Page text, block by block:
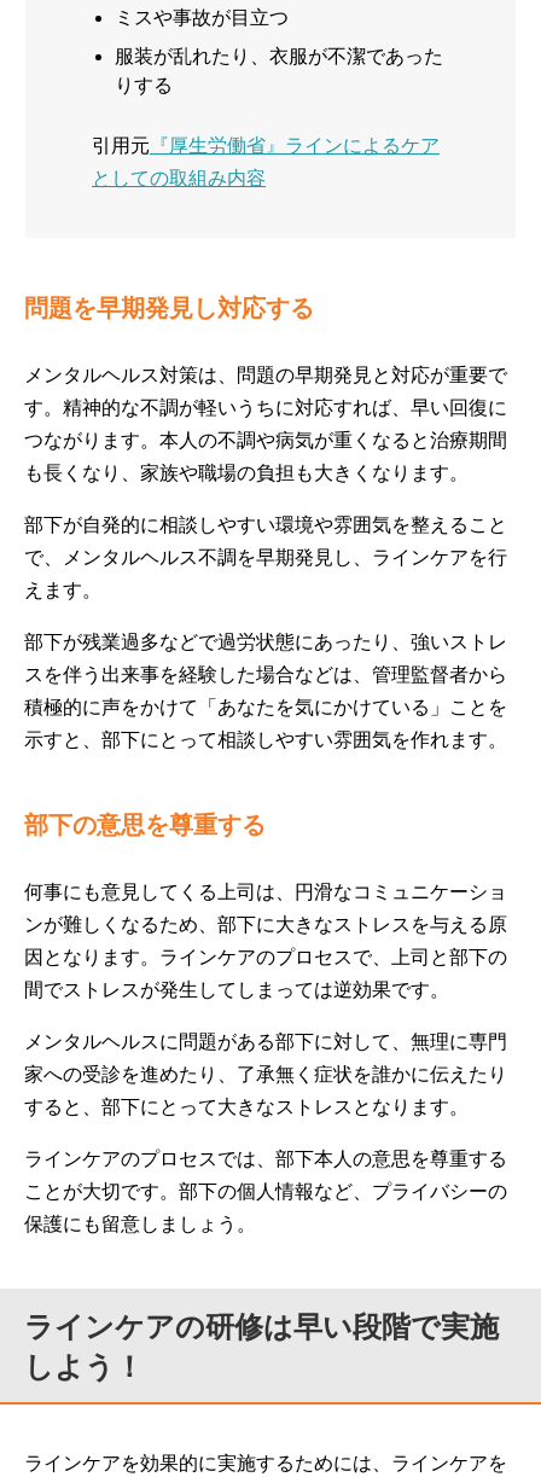
ミスや事故が目立つ
服装が乱れたり、衣服が不潔であった
りする
引用元 『厚生労働省』ラインによるケア
としての取組み内容
問題を早期発見し対応する
メンタルヘルス対策は、問題の早期発見と対応が重要で
す。精神的な不調が軽いうちに対応すれば、早い回復に
つながります。本人の不調や病気が重くなると治療期間
も長くなり、家族や職場の負担も大きくなります。
部下が自発的に相談しやすい環境や雰囲気を整えること
で、メンタルヘルス不調を早期発見し、ラインケアを行
えます。
部下が残業過多などで過労状態にあったり、強いストレ
スを伴う出来事を経験した場合などは、管理監督者から
積極的に声をかけて「あなたを気にかけている」ことを
示すと、部下にとって相談しやすい雰囲気を作れます。
部下の意思を尊重する
何事にも意見してくる上司は、円滑なコミュニケーショ
ンが難しくなるため、部下に大きなストレスを与える原
因となります。ラインケアのプロセスで、上司と部下の
間でストレスが発生してしまっては逆効果です。
メンタルヘルスに問題がある部下に対して、無理に専門
家への受診を進めたり、了承無く症状を誰かに伝えたり
すると、部下にとって大きなストレスとなります。
ラインケアのプロセスでは、部下本人の意思を尊重する
ことが大切です。部下の個人情報など、プライバシーの
保護にも留意しましょう。
ラインケアの研修は早い段階で実施
しよう！
ラインケアを効果的に実施するためには、ラインケアを